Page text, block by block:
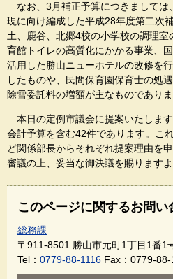
なお、3月補正予算につきましては
現に向け編成した平成28年度第二次
土、鹿谷、北郷4校の小学校の調理
育館トイレの高質化にかかる事業、
活用した勝山ニューホテルの改修を
したものや、民間保育園保育士の処
除雪委託料の増額が主なものでありま
本日の定例市議会に提案いたしま
会計予算を含む42件であります。こ
ど関係部長からそれぞれ提案理由を
審議の上、妥当な御決議を賜ります
このページに関するお問い
総務課
〒911-8501 勝山市元町1丁目1番1
Tel： 0779-88-1116 Fax：0779-88-